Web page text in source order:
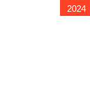
2024